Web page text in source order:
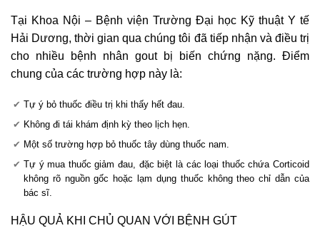
Tại Khoa Nội – Bệnh viện Trường Đại học Kỹ thuật Y tế
Hải Dương, thời gian qua chúng tôi đã tiếp nhận và điều trị
cho nhiều bệnh nhân gout bị biến chứng nặng. Điểm
chung của các trường hợp này là:
Tự ý bỏ thuốc điều trị khi thấy hết đau.
Không đi tái khám định kỳ theo lịch hẹn.
Một số trường hợp bỏ thuốc tây dùng thuốc nam.
Tự ý mua thuốc giảm đau, đặc biệt là các loại thuốc chứa Corticoid
không rõ nguồn gốc hoặc lạm dụng thuốc không theo chỉ dẫn của
bác sĩ.
HẬU QUẢ KHI CHỦ QUAN VỚI BỆNH GÚT